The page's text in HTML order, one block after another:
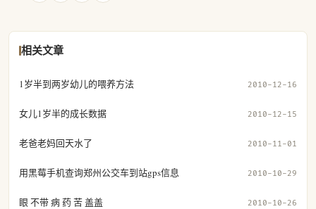
相关文章
1岁半到两岁幼儿的喂养方法 2010-12-16
女儿1岁半的成长数据 2010-12-15
老爸老妈回天水了 2010-11-01
用黑莓手机查询郑州公交车到站gps信息 2010-10-29
眼 不带 病 药 苦 盖盖 2010-10-26